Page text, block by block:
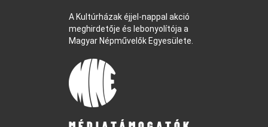
A Kultúrházak éjjel-nappal akció
meghirdetője és lebonyolítója a
Magyar Népművelők Egyesülete.